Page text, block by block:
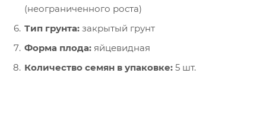
(неограниченного роста)
Тип грунта: закрытый грунт
Форма плода: яйцевидная
Количество семян в упаковке: 5 шт.